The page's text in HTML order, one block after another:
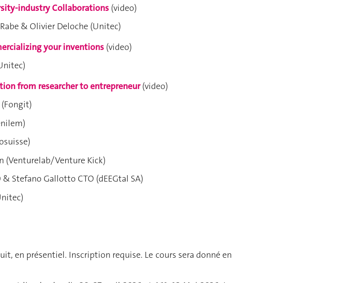
industry Collaborations (video)
& Olivier Deloche (Unitec)
your inventions (video)
from researcher to entrepreneur (video)
(Venturelab/Venture Kick)
& Stefano Gallotto CTO (dEEGtal SA)
en présentiel. Inscription requise. Le cours sera donné en